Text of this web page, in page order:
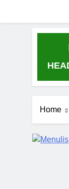
3 Tahun Ago
Home